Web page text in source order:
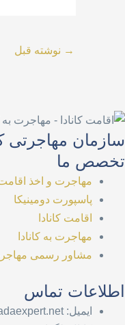
→ نوشته قبل
سازمان مهاجرتی
تخصص ما
مهاجرت و اخذ
پاسپورت دومینیکا
اقامت کانادا
مهاجرت به کانادا
مشاور رسمی مهاجرت
اطلاعات تماس
ایمیل: info@canadaexpert.net